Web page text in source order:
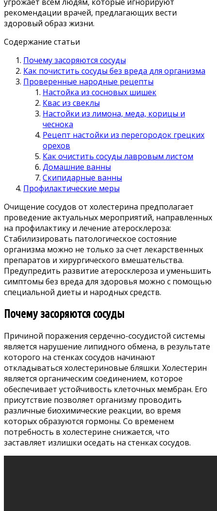
рекомендации врачей, предлагающих вести
здоровый образ жизни.
Содержание статьи
Почему засоряются сосуды
Как почистить сосуды без вреда для организма
Проверенные народные рецепты
Настойка из сосновых шишек
Квас из свеклы
Настойки из лимона, меда, корицы и
чеснока
Рецепт настойки из перегородок грецких
орехов
Как очистить сосуды лавровым листом
Домашние ванны
Скипидарные ванны
Профилактические меры
Очищение сосудов от холестерина предполагает
проведение актуальных мероприятий, направленных
на профилактику и лечение атеросклероза:
Стабилизировать патологическое состояние
организма можно не только за счет лекарственных
препаратов и хирургического вмешательства.
Предупредить развитие атеросклероза и уменьшить
симптомы без вреда для здоровья можно с помощью
специальной диеты и народных средств.
Почему засоряются сосуды
Причиной поражения сердечно-сосудистой системы
является нарушение липидного обмена, в результате
которого на стенках сосудов начинают
откладываться холестериновые бляшки. Холестерин
является органическим соединением, которое
обеспечивает устойчивость клеточных мембран. Его
присутствие позволяет организму проводить
различные биохимические реакции, во время
которых образуются гормоны. Со временем
потребность в холестерине снижается, что
заставляет излишки оседать на стенках сосудов.